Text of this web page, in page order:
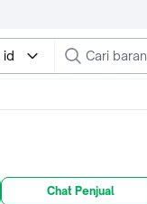
id
Chat Penjual